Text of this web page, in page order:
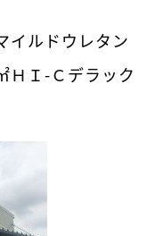
イルドウレタン
ＨＩ-Ｃデラック